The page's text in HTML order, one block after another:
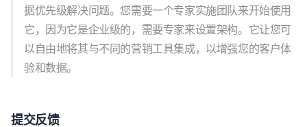
据优先级解决问题。您需要一个专家实施团队来开始使用
它，因为它是企业级的，需要专家来设置架构。它让您可
以自由地将其与不同的营销工具集成，以增强您的客户体
验和数据。
提交反馈